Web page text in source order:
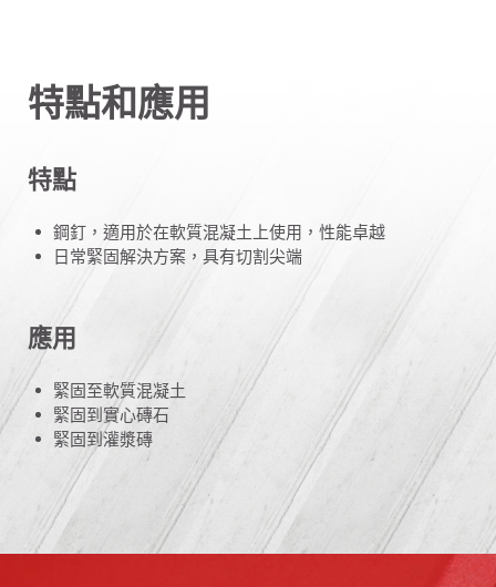
特點和應用
特點
鋼釘，適用於在軟質混凝土上使用，性能卓越
日常緊固解決方案，具有切割尖端
應用
緊固至軟質混凝土
緊固到實心磚石
緊固到灌漿磚